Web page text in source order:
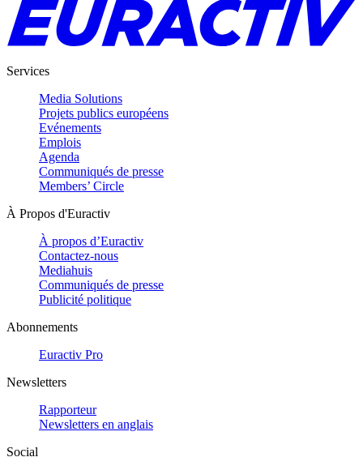
Services
Media Solutions
Projets publics européens
Evénements
Emplois
Agenda
Communiqués de presse
Members’ Circle
À Propos d'Euractiv
À propos d’Euractiv
Contactez-nous
Mediahuis
Communiqués de presse
Publicité politique
Abonnements
Euractiv Pro
Newsletters
Rapporteur
Newsletters en anglais
Social